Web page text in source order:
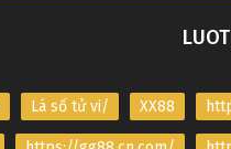
Lá số tử vi/ XX88